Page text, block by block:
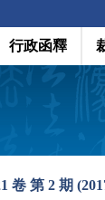
行政函釋
卷 第 2 期